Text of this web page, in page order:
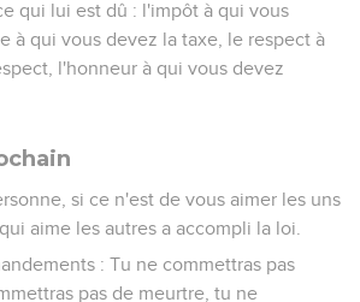
d'une seule voix, vous rendiez
de notre Seigneur Jésus-Christ.
pour tous les peuples
les uns les autres comme Christ vous
de Dieu.
[Jésus-]Christ est devenu le
pour prouver que Dieu est vrai en